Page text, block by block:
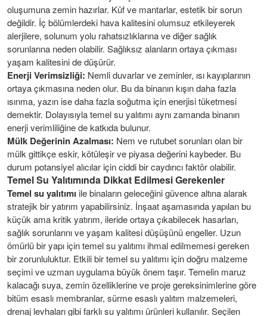
oluşumuna zemin hazırlar. Küf ve mantarlar, estetik bir sorun
değildir. İç bölümlerdeki hava kalitesini olumsuz etkileyerek
alerjilere, solunum yolu rahatsızlıklarına ve diğer sağlık
sorunlarına neden olabilir. Sağlıksız alanların ortaya çıkması
yaşam kalitesini de düşürür.
Enerji Verimsizliği: Nemli duvarlar ve zeminler, ısı kayıplarının
ortaya çıkmasına neden olur. Bu da binanın kışın daha fazla
ısınma, yazın ise daha fazla soğutma için enerjisi tüketmesi
demektir. Dolayısıyla temel su yalıtımı aynı zamanda binanın
enerji verimliliğine de katkıda bulunur.
Mülk Değerinin Azalması: Nem ve rutubet sorunları olan bir
mülk gittikçe eskir, kötüleşir ve piyasa değerini kaybeder. Bu
durum potansiyel alıcılar için ciddi bir caydırıcı faktör olabilir.
Temel Su Yalıtımında Dikkat Edilmesi Gerekenler
Temel su yalıtımı ile binaların geleceğini güvence altına alarak
stratejik bir yatırım yapabilirsiniz. İnşaat aşamasında yapılan bu
küçük ama kritik yatırım, ileride ortaya çıkabilecek hasarları,
sağlık sorunlarını ve yaşam kalitesi düşüşünü engeller. Uzun
ömürlü bir yapı için temel su yalıtımı ihmal edilmemesi gereken
bir zorunluluktur. Etkili bir temel su yalıtımı için doğru malzeme
seçimi ve uzman uygulama büyük önem taşır. Temelin maruz
kalacağı suya, zemin özelliklerine ve proje gereksinimlerine göre
bitüm esaslı membranlar, sürme esaslı yalıtım malzemeleri,
drenaj levhaları gibi farklı su yalıtımı ürünleri kullanılır. Seçilen